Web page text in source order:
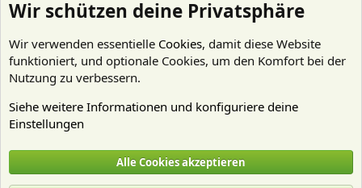
Cookies
Deutsch (Du)
Wir schützen deine Privatsphäre
Wir verwenden essentielle Cookies, damit diese Website
funktioniert, und optionale Cookies, um den Komfort bei der
Nutzung zu verbessern.
Siehe weitere Informationen und konfiguriere deine
Einstellungen
Alle Cookies akzeptieren